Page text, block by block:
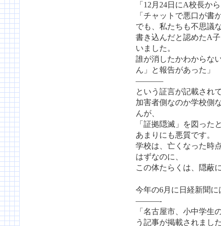
「12月24日にA校長か
「チャットで悪口が書
でも、私たちも不思議
書き込んだと認めたA
いました。
誰が消したかわからな
ん」と報告があった」
———–
という証言が記載され
加害者側なのか学校側
んが、
「証拠隠滅」を図った
あまりにも悪質です。
学校は、亡くなった時
はずなのに、
この体たらくは、隠蔽
今年の6月に日経新聞に
———-
「名古屋市、小中学
う記事が掲載されまし